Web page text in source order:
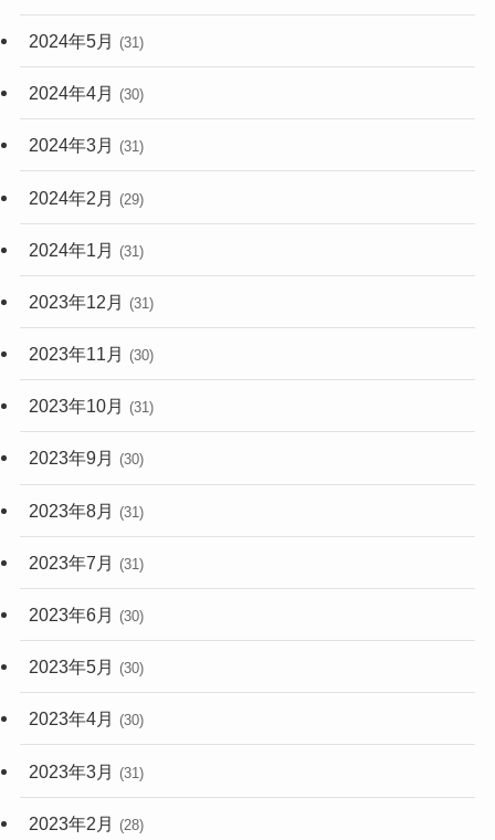
2024年5月 (31)
2024年4月 (30)
2024年3月 (31)
2024年2月 (29)
2024年1月 (31)
2023年12月 (31)
2023年11月 (30)
2023年10月 (31)
2023年9月 (30)
2023年8月 (31)
2023年7月 (31)
2023年6月 (30)
2023年5月 (30)
2023年4月 (30)
2023年3月 (31)
2023年2月 (28)